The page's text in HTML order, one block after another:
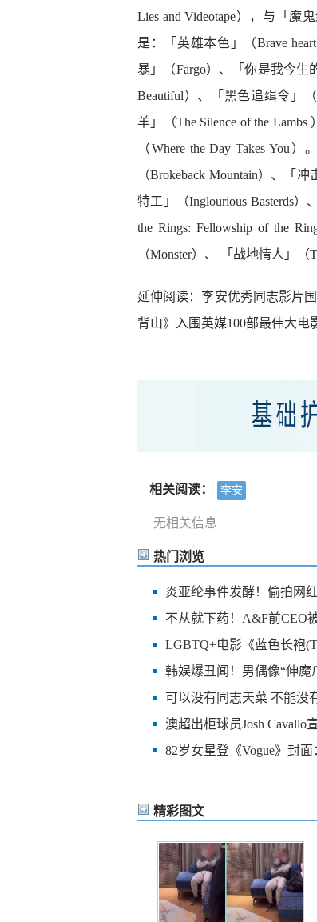
Lies and Videotape），与「
是：「英雄本色」（Brave
暴」（Fargo）、「你是我今生
Beautiful）、「黑色追缉令」
羊」（The Silence of the
（Where the Day Takes
（Brokeback Mountain）、「
特工」（Inglourious Basterds
the Rings: Fellowship of the
（Monster）、 「战地情人」（
延伸阅读：李安优秀同志影片
背山》入围英媒100部最伟大电
相关阅读： 李安
无相关信息
热门浏览
炎亚纶事件发酵！偷拍网
不从就下药！A&F前CEO
LGBTQ+电影《蓝色长袍
韩娱爆丑闻！男偶像“伸魔
可以没有同志天菜 不能没
澳超出柜球员Josh Cavallo
82岁女星登《Vogue》封
精彩图文